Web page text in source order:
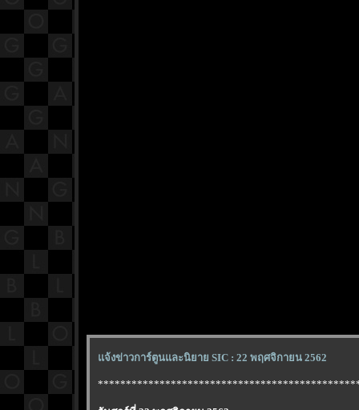
จ้งข่าวการ์ตูนและนิยาย SIC : 22 พฤศจิกายน 2562